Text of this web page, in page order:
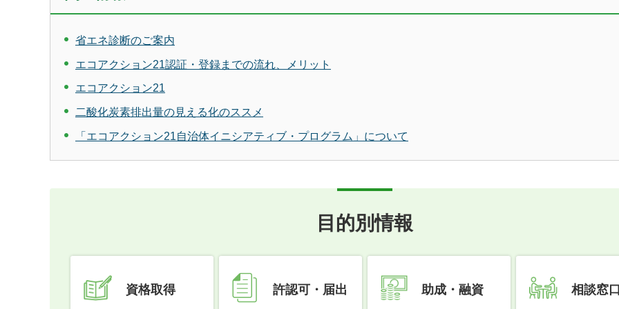
省エネ診断のご案内
エコアクション21認証・登録までの流れ、メリット
エコアクション21
二酸化炭素排出量の見える化のススメ
「エコアクション21自治体イニシアティブ・プログラム」について
目的別情報
資格取得 許認可・届出 助成・融資 相談窓